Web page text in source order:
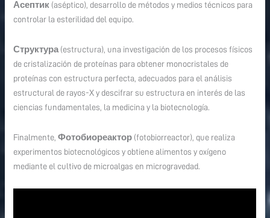
Асептик (aséptico), desarrollo de métodos y medios técnicos para
controlar la esterilidad del equipo.
Структура (estructura), una investigación de los procesos físicos
de cristalización de proteínas para obtener monocristales de
proteínas con estructura perfecta, adecuados para el análisis
estructural de rayos-X y descifrar su estructura en interés de las
ciencias fundamentales, la medicina y la biotecnología.
Finalmente,Фотобиореактор (fotobiorreactor), que realiza
experimentos biotecnológicos y obtiene alimentos y oxígeno
mediante el cultivo de microalgas en microgravedad.